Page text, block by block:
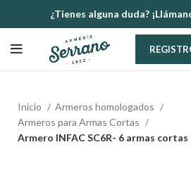
¿Tienes alguna duda?
Inicio
Armeros homologados
Armeros para Armas Cortas
Armero INFAC SC6R- 6 armas cortas